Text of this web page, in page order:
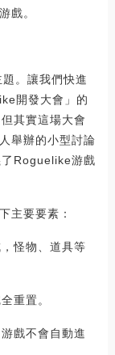
戲。
。讓我們快進
開發大會」的
其實這場大會
舉辦的小型討論
了Roguelike游戲
主要要素：
怪物、道具等
重置。
戲不會自動進